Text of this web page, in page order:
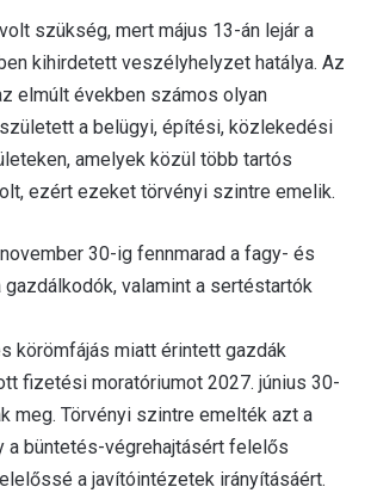
szükség, mert május 13-án lejár a
kihirdetett veszélyhelyzet hatálya. Az
elmúlt években számos olyan
a belügyi, építési, közlekedési
amelyek közül több tartós
ezért ezeket törvényi szintre emelik.
30-ig fennmarad a fagy- és
valamint a sertéstartók
körömfájás miatt érintett gazdák
fizetési moratóriumot 2027. június 30-
meg. Törvényi szintre emelték azt a
a büntetés-végrehajtásért felelős
a javítóintézetek irányításáért.